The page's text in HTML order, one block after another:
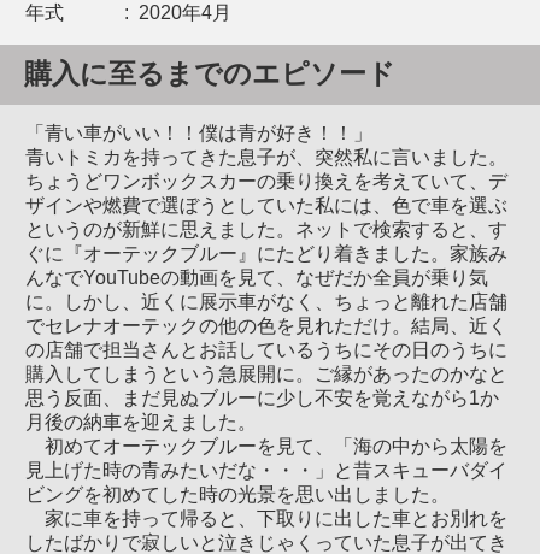
年式
: 2020年4月
購入に至るまでのエピソード
「青い車がいい！！僕は青が好き！！」
青いトミカを持ってきた息子が、突然私に言いました。
ちょうどワンボックスカーの乗り換えを考えていて、デ
ザインや燃費で選ぼうとしていた私には、色で車を選ぶ
というのが新鮮に思えました。ネットで検索すると、す
ぐに『オーテックブルー』にたどり着きました。家族み
んなでYouTubeの動画を見て、なぜだか全員が乗り気
に。しかし、近くに展示車がなく、ちょっと離れた店舗
でセレナオーテックの他の色を見れただけ。結局、近く
の店舗で担当さんとお話しているうちにその日のうちに
購入してしまうという急展開に。ご縁があったのかなと
思う反面、まだ見ぬブルーに少し不安を覚えながら1か
月後の納車を迎えました。
初めてオーテックブルーを見て、「海の中から太陽を
見上げた時の青みたいだな・・・」と昔スキューバダイ
ビングを初めてした時の光景を思い出しました。
家に車を持って帰ると、下取りに出した車とお別れを
したばかりで寂しいと泣きじゃくっていた息子が出てき